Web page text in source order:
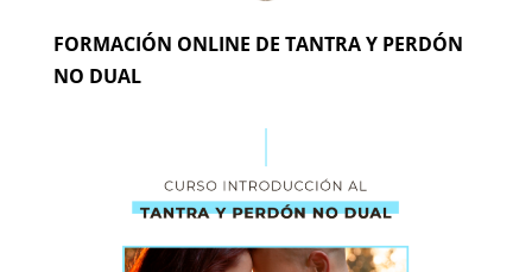
FORMACIÓN ONLINE DE TANTRA Y PERDÓN
NO DUAL